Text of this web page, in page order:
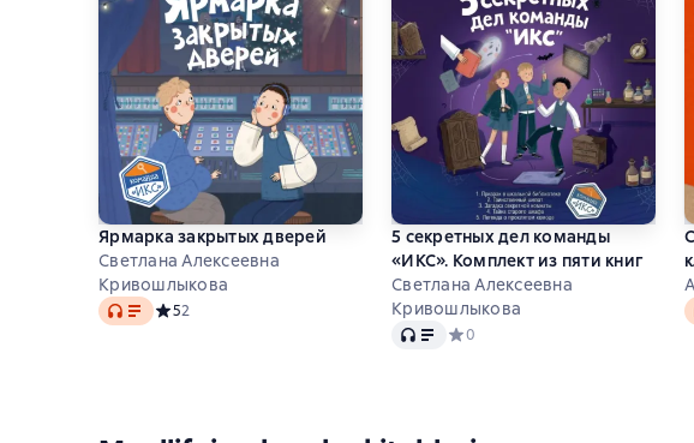
Ярмарка закрытых дверей
Светлана Алексеевна
Кривошлыкова
Audio Средний рейтинг 5 на основе 2 оценок
52
5 секретных дел команды
«ИКС». Комплект из пяти книг
Светлана Алексеевна
Кривошлыкова
Audio Средний рейтинг 0 на основе 0
0